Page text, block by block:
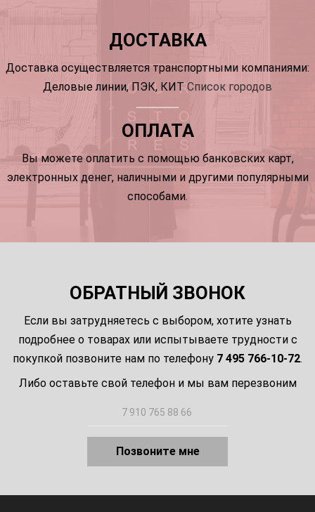
ДОСТАВКА
Доставка осуществляется транспортными компаниями:
Деловые линии, ПЭК, КИТ Список городов
ОПЛАТА
Вы можете оплатить с помощью банковских карт,
электронных денег, наличными и другими популярными
способами.
ОБРАТНЫЙ ЗВОНОК
Если вы затрудняетесь с выбором, хотите узнать
подробнее о товарах или испытываете трудности с
покупкой позвоните нам по телефону 7 495 766-10-72.
Либо оставьте свой телефон и мы вам перезвоним
Позвоните мне